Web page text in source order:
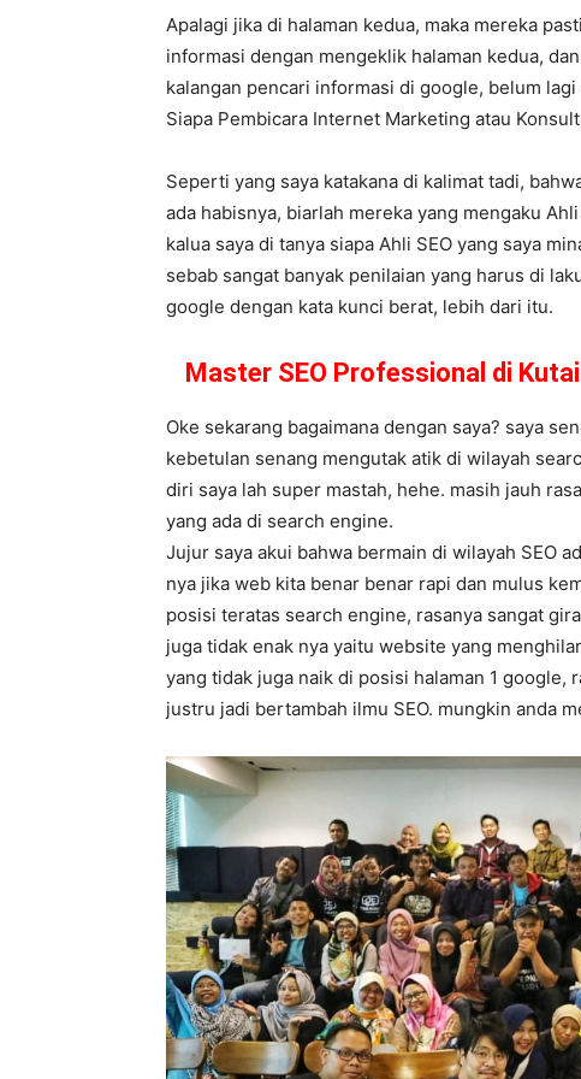
Apalagi jika di halaman kedua, maka mereka
informasi dengan mengeklik halaman kedua,
kalangan pencari informasi di google, belum
Siapa Pembicara Internet Marketing atau
Seperti yang saya katakana di kalimat tadi,
ada habisnya, biarlah mereka yang mengaku
kalua saya di tanya siapa Ahli SEO yang saya
sebab sangat banyak penilaian yang harus di
google dengan kata kunci berat, lebih dari itu.
Master SEO Professional di
Oke sekarang bagaimana dengan saya? saya
kebetulan senang mengutak atik di wilayah
diri saya lah super mastah, hehe. masih jauh
yang ada di search engine.
Jujur saya akui bahwa bermain di wilayah SEO
nya jika web kita benar benar rapi dan mulus
posisi teratas search engine, rasanya sangat
juga tidak enak nya yaitu website yang
yang tidak juga naik di posisi halaman 1 google,
justru jadi bertambah ilmu SEO. mungkin anda